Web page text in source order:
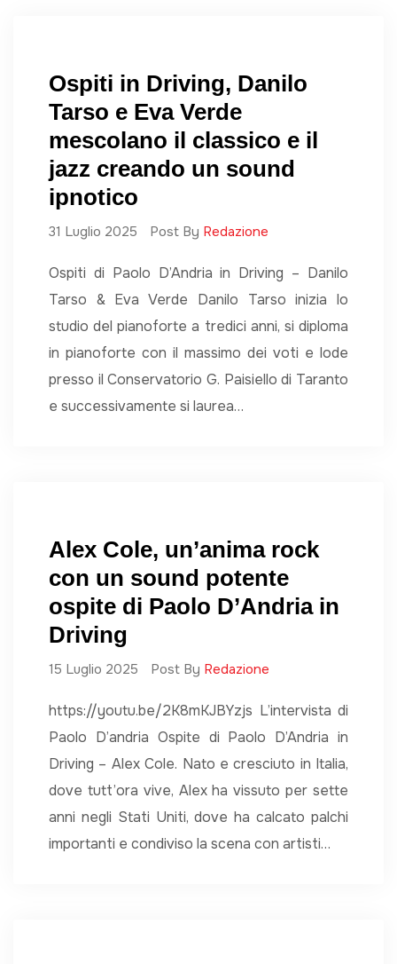
Ospiti in Driving, Danilo
Tarso e Eva Verde
mescolano il classico e il
jazz creando un sound
ipnotico
31 Luglio 2025 Post By Redazione
Ospiti di Paolo D’Andria in Driving – Danilo
Tarso & Eva Verde Danilo Tarso inizia lo
studio del pianoforte a tredici anni, si diploma
in pianoforte con il massimo dei voti e lode
presso il Conservatorio G. Paisiello di Taranto
e successivamente si laurea…
Alex Cole, un’anima rock
con un sound potente
ospite di Paolo D’Andria in
Driving
15 Luglio 2025 Post By Redazione
https://youtu.be/2K8mKJBYzjs L’intervista di
Paolo D’andria Ospite di Paolo D’Andria in
Driving – Alex Cole. Nato e cresciuto in Italia,
dove tutt’ora vive, Alex ha vissuto per sette
anni negli Stati Uniti, dove ha calcato palchi
importanti e condiviso la scena con artisti…